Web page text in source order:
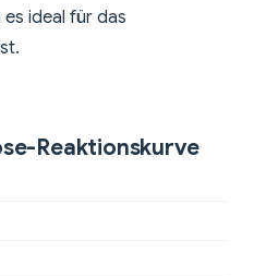
ideal für das
Reaktionskurve